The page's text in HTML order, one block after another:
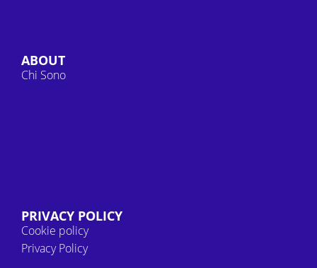
ABOUT
Chi Sono
PRIVACY POLICY
Cookie policy
Privacy Policy